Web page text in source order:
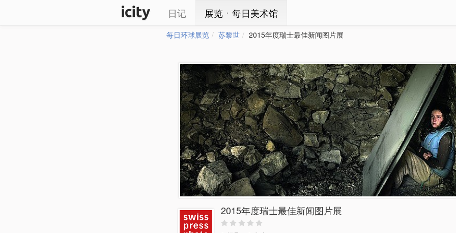
日记 展览ㆍ每日美术馆
每日环球展览 苏黎世 2015年度瑞士最佳新闻图片展
2015年度瑞士最佳新闻图片展